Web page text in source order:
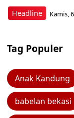
Headline Kamis,
Tag Populer
Anak Kandung
babelan bekasi